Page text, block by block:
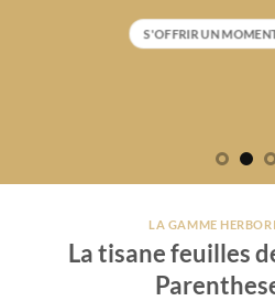
S'OFFRIR UN MOMENT
LA GAMME
La tisane feuilles